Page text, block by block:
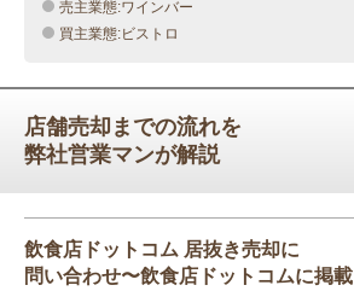
売主業態:ワインバー
買主業態:ビストロ
店舗売却までの流れを
弊社営業マンが解説
飲食店ドットコム 居抜き売却に
問い合わせ〜飲食店ドットコムに掲載